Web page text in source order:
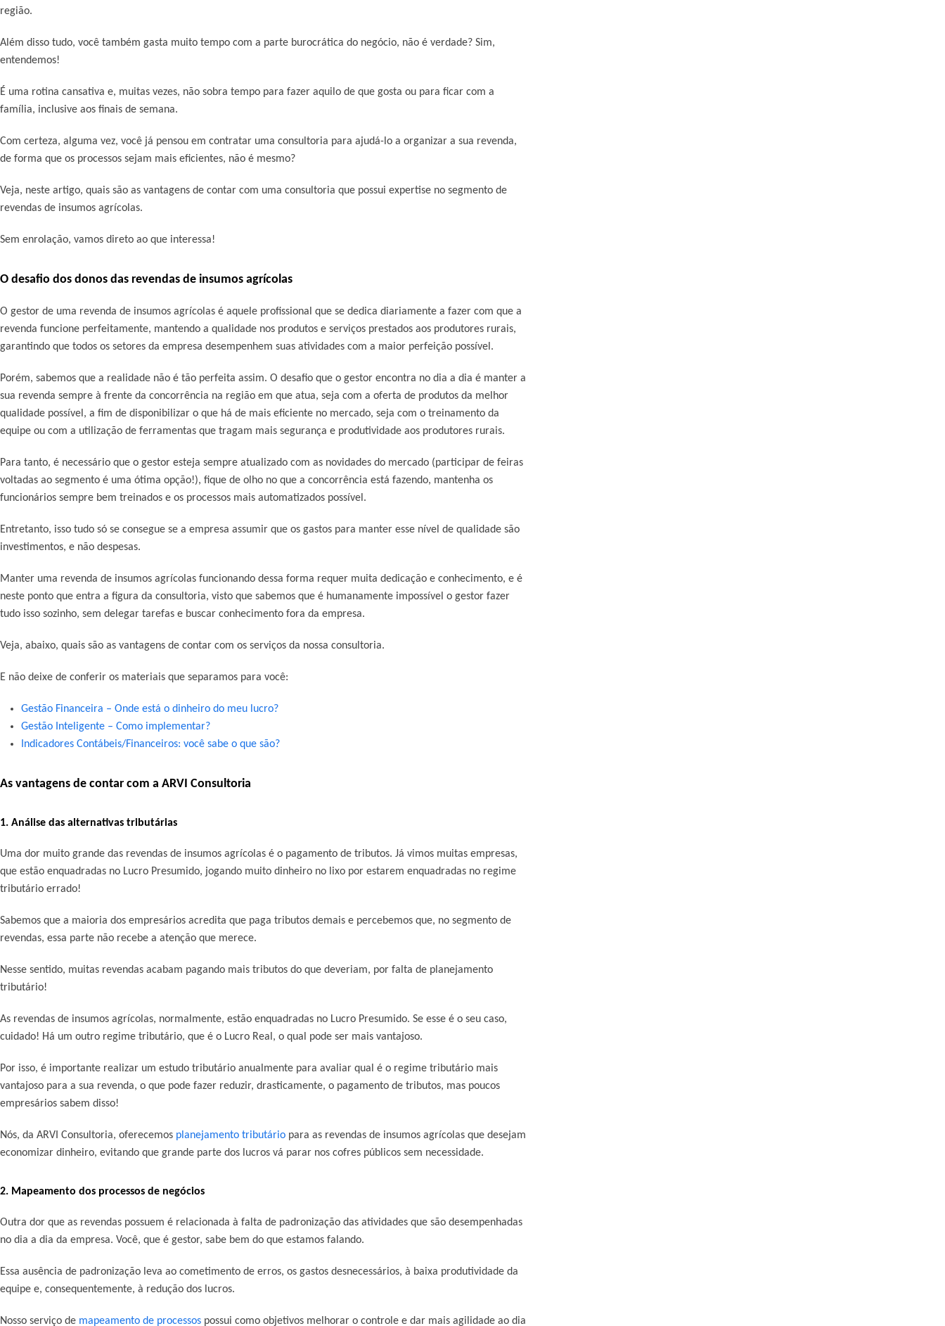
região.
Além disso tudo, você também gasta muito tempo com a parte burocrática do negócio, não é verdade? Sim,
entendemos!
É uma rotina cansativa e, muitas vezes, não sobra tempo para fazer aquilo de que gosta ou para ficar com a
família, inclusive aos finais de semana.
Com certeza, alguma vez, você já pensou em contratar uma consultoria para ajudá-lo a organizar a sua revenda,
de forma que os processos sejam mais eficientes, não é mesmo?
Veja, neste artigo, quais são as vantagens de contar com uma consultoria que possui expertise no segmento de
revendas de insumos agrícolas.
Sem enrolação, vamos direto ao que interessa!
O desafio dos donos das revendas de insumos agrícolas
O gestor de uma revenda de insumos agrícolas é aquele profissional que se dedica diariamente a fazer com que a
revenda funcione perfeitamente, mantendo a qualidade nos produtos e serviços prestados aos produtores rurais,
garantindo que todos os setores da empresa desempenhem suas atividades com a maior perfeição possível.
Porém, sabemos que a realidade não é tão perfeita assim. O desafio que o gestor encontra no dia a dia é manter a
sua revenda sempre à frente da concorrência na região em que atua, seja com a oferta de produtos da melhor
qualidade possível, a fim de disponibilizar o que há de mais eficiente no mercado, seja com o treinamento da
equipe ou com a utilização de ferramentas que tragam mais segurança e produtividade aos produtores rurais.
Para tanto, é necessário que o gestor esteja sempre atualizado com as novidades do mercado (participar de feiras
voltadas ao segmento é uma ótima opção!), fique de olho no que a concorrência está fazendo, mantenha os
funcionários sempre bem treinados e os processos mais automatizados possível.
Entretanto, isso tudo só se consegue se a empresa assumir que os gastos para manter esse nível de qualidade são
investimentos, e não despesas.
Manter uma revenda de insumos agrícolas funcionando dessa forma requer muita dedicação e conhecimento, e é
neste ponto que entra a figura da consultoria, visto que sabemos que é humanamente impossível o gestor fazer
tudo isso sozinho, sem delegar tarefas e buscar conhecimento fora da empresa.
Veja, abaixo, quais são as vantagens de contar com os serviços da nossa consultoria.
E não deixe de conferir os materiais que separamos para você:
Gestão Financeira – Onde está o dinheiro do meu lucro?
Gestão Inteligente – Como implementar?
Indicadores Contábeis/Financeiros: você sabe o que são?
As vantagens de contar com a ARVI Consultoria
1. Análise das alternativas tributárias
Uma dor muito grande das revendas de insumos agrícolas é o pagamento de tributos. Já vimos muitas empresas,
que estão enquadradas no Lucro Presumido, jogando muito dinheiro no lixo por estarem enquadradas no regime
tributário errado!
Sabemos que a maioria dos empresários acredita que paga tributos demais e percebemos que, no segmento de
revendas, essa parte não recebe a atenção que merece.
Nesse sentido, muitas revendas acabam pagando mais tributos do que deveriam, por falta de planejamento
tributário!
As revendas de insumos agrícolas, normalmente, estão enquadradas no Lucro Presumido. Se esse é o seu caso,
cuidado! Há um outro regime tributário, que é o Lucro Real, o qual pode ser mais vantajoso.
Por isso, é importante realizar um estudo tributário anualmente para avaliar qual é o regime tributário mais
vantajoso para a sua revenda, o que pode fazer reduzir, drasticamente, o pagamento de tributos, mas poucos
empresários sabem disso!
Nós, da ARVI Consultoria, oferecemos planejamento tributário para as revendas de insumos agrícolas que desejam
economizar dinheiro, evitando que grande parte dos lucros vá parar nos cofres públicos sem necessidade.
2. Mapeamento dos processos de negócios
Outra dor que as revendas possuem é relacionada à falta de padronização das atividades que são desempenhadas
no dia a dia da empresa. Você, que é gestor, sabe bem do que estamos falando.
Essa ausência de padronização leva ao cometimento de erros, os gastos desnecessários, à baixa produtividade da
equipe e, consequentemente, à redução dos lucros.
Nosso serviço de mapeamento de processos possui como objetivos melhorar o controle e dar mais agilidade ao dia